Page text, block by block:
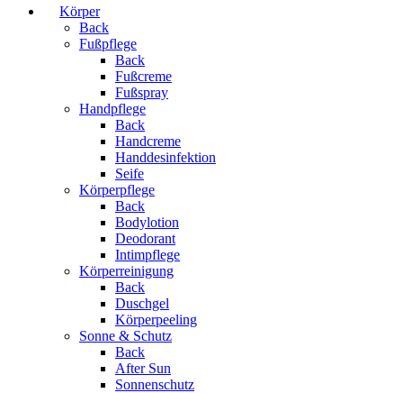
Körper
Back
Fußpflege
Back
Fußcreme
Fußspray
Handpflege
Back
Handcreme
Handdesinfektion
Seife
Körperpflege
Back
Bodylotion
Deodorant
Intimpflege
Körperreinigung
Back
Duschgel
Körperpeeling
Sonne & Schutz
Back
After Sun
Sonnenschutz